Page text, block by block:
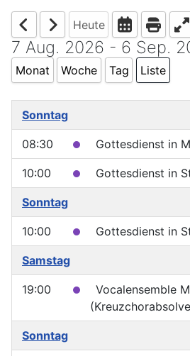
Heute
7 Aug. 2026 - 6 Sep.
Monat Woche Tag Liste
Sonntag
08:30 Gottesdienst in
10:00 Gottesdienst in
Sonntag
10:00 Gottesdienst in
Samstag
19:00
Vocalensemble
Sonntag